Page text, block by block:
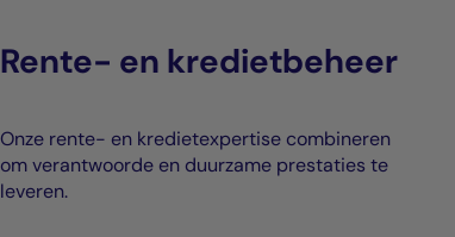
Rente- en kredietbeheer
Onze rente- en kredietexpertise combineren
om verantwoorde en duurzame prestaties te
leveren.